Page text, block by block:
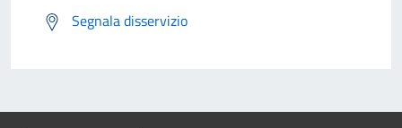
Segnala disservizio